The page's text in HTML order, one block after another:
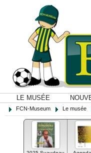
LE MUSÉE
FCN-Museum Le musée